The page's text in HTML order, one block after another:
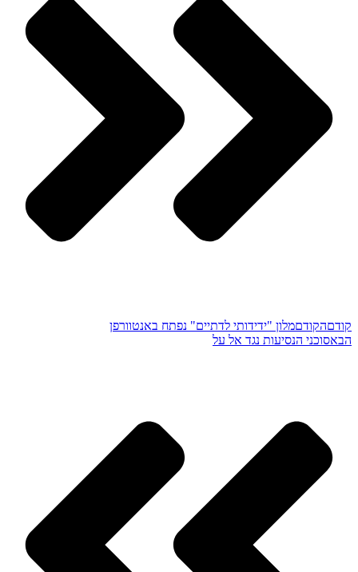
קודםהקודםמלון "ידידותי לדתיים" נפתח באנטוורפן
הבאסוכני הנסיעות נגד אל על